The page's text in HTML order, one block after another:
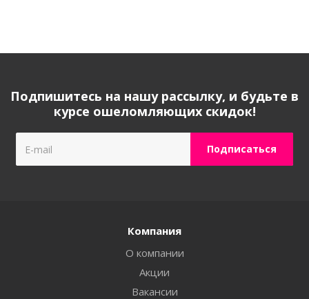
Подпишитесь на нашу рассылку, и будьте в
курсе ошеломляющих скидок!
Компания
О компании
Акции
Вакансии